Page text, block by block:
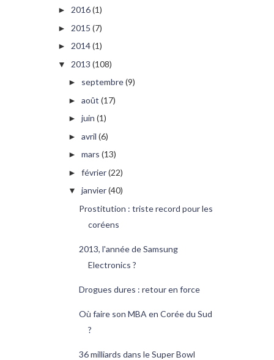
► 2016(1)
► 2015 (7)
► 2014(1)
▼ 2013 (108)
► septembre(9)
► août (17)
► juin (1)
► avril (6)
► mars (13)
► février(22)
▼ janvier(40)
Prostitution : triste record pour les
coréens
2013, l'année de Samsung
Electronics ?
Drogues dures : retour en force
Où faire son MBA en Corée du Sud
?
36 milliards dans le Super Bowl